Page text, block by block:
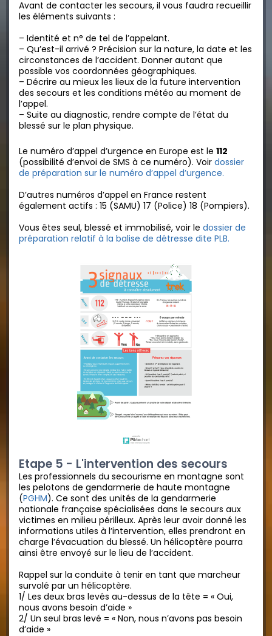
Avant de contacter les secours, il vous faudra recueillir
les éléments suivants :
– Identité et n° de tel de l’appelant.
– Qu’est-il arrivé ? Précision sur la nature, la date et les
circonstances de l’accident. Donner autant que
possible vos coordonnées géographiques.
– Décrire au mieux les lieux de la future intervention
des secours et les conditions météo au moment de
l’appel.
– Suite au diagnostic, rendre compte de l’état du
blessé sur le plan physique.
Le numéro d’appel d’urgence en Europe est le 112
(possibilité d’envoi de SMS à ce numéro). Voir dossier
de préparation sur le numéro d’appel d’urgence.
D’autres numéros d’appel en France restent
également actifs : 15 (SAMU) 17 (Police) 18 (Pompiers).
Vous êtes seul, blessé et immobilisé, voir le dossier de
préparation relatif à la balise de détresse dite PLB.
Etape 5 - L'intervention des secours
Les professionnels du secourisme en montagne sont
les pelotons de gendarmerie de haute montagne
(PGHM). Ce sont des unités de la gendarmerie
nationale française spécialisées dans le secours aux
victimes en milieu périlleux. Après leur avoir donné les
informations utiles à l’intervention, elles prendront en
charge l’évacuation du blessé. Un hélicoptère pourra
ainsi être envoyé sur le lieu de l’accident.
Rappel sur la conduite à tenir en tant que marcheur
survolé par un hélicoptère.
1/ Les deux bras levés au-dessus de la tête = « Oui,
nous avons besoin d’aide »
2/ Un seul bras levé = « Non, nous n’avons pas besoin
d’aide »